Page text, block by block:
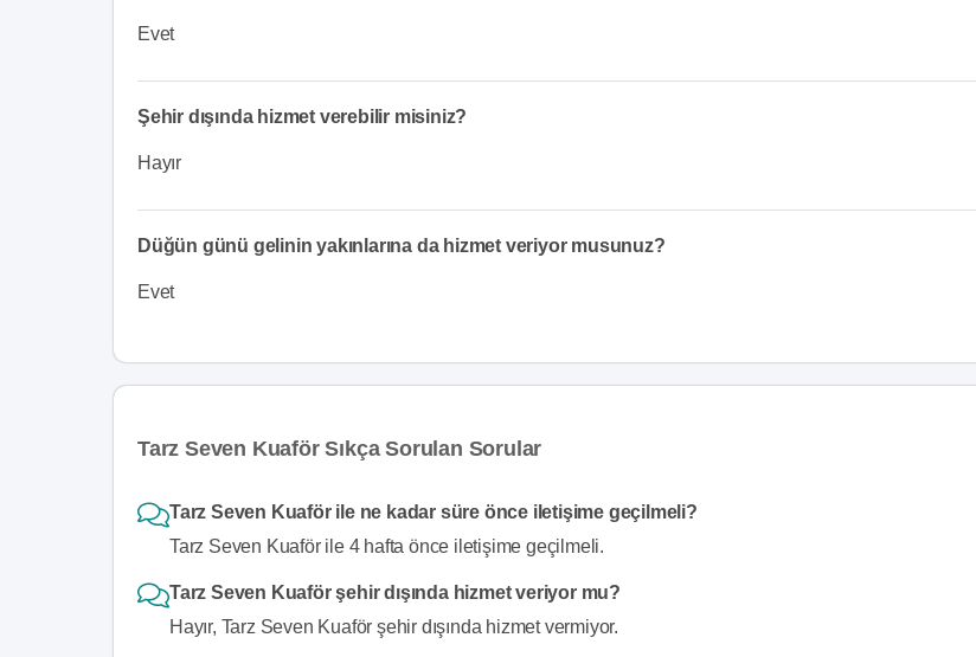
Evet
Şehir dışında hizmet verebilir misiniz?
Hayır
Düğün günü gelinin yakınlarına da hizmet veriyor musunuz?
Evet
Tarz Seven Kuaför Sıkça Sorulan Sorular
Tarz Seven Kuaför ile ne kadar süre önce iletişime geçilmeli?
Tarz Seven Kuaför ile 4 hafta önce iletişime geçilmeli.
Tarz Seven Kuaför şehir dışında hizmet veriyor mu?
Hayır, Tarz Seven Kuaför şehir dışında hizmet vermiyor.